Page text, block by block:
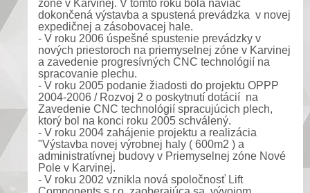
zóne v Karvinej. V tomto roku bola naviac
dokončená výstavba a spustená prevádzka v novej
expedičnej a zásobovacej hale.
- V roku 2006 úspešné spustenie prevádzky v
nových priestoroch na priemyselnej zóne v Karvinej
a zavedenie progresívných CNC technológií na
spracovanie plechu.
- V roku 2005 podanie žiadosti do projektu OPPP
2004-2006 / Rozvoj 2 o poskytnutí dotácií na
Zavedenie CNC technológií spracujúcich plech,
ktorý bol na konci roku 2005 schválený.
- V roku 2004 zahájenie projektu a realizácia
"Výstavba novej výrobnej haly ( 600m2 ) a
administratívnej budovy v Priemyselnej zóne Nové
Pole v Karvinej.
- V roku 2002 vznikla nová spoločnosť Lift